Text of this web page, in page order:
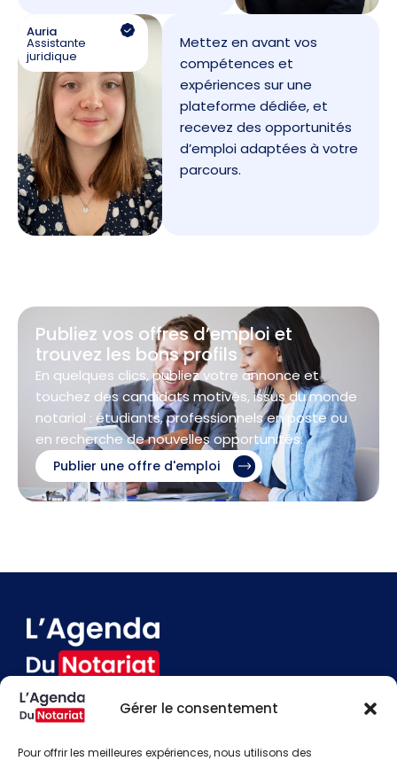
Gérer le consentement
Pour offrir les meilleures expériences, nous utilisons des
Auria
Assistante
juridique
Mettez en avant vos
compétences et
expériences sur une
plateforme dédiée, et
recevez des opportunités
d’emploi adaptées à votre
parcours.
Publiez vos offres d’emploi et
trouvez les bons profils
En quelques clics, publiez votre annonce et
touchez des candidats motivés, issus du monde
notarial : étudiants, professionnels en poste ou
en recherche de nouvelles opportunités.
Publier une offre d'emploi
Contact